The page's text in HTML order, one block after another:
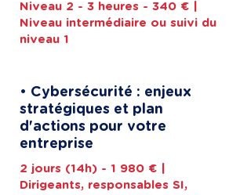
Niveau 2 - 3 heures - 340 € |
Niveau intermédiaire ou suivi du
niveau 1
• Cybersécurité : enjeux
stratégiques et plan
d'actions pour votre
entreprise
2 jours (14h) - 1 980 € |
Dirigeants, responsables SI,